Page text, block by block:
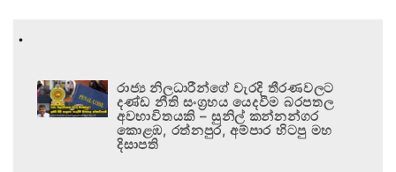
.
රාජ්‍ය නිලධාරීන්ගේ වැරදි තීරණවලට
දණ්ඩ නීති සංග්‍රහය යෙදවීම බරපතල
අවභාවිතයකි – සුනිල් කන්නන්ගර
කොළඹ, රත්නපුර, අම්පාර හිටපු මහ
දිසාපති